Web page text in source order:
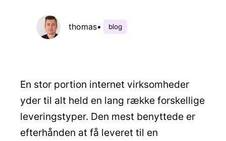
thomas• blog
En stor portion internet virksomheder
yder til alt held en lang række forskellige
leveringstyper. Den mest benyttede er
efterhånden at få leveret til en